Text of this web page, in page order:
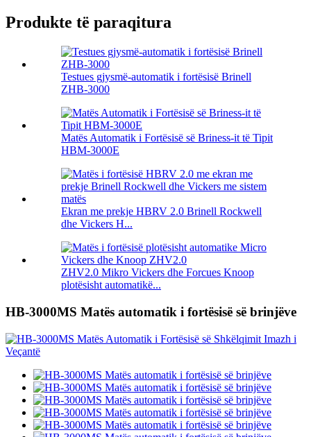
Produkte të paraqitura
Testues gjysmë-automatik i fortësisë Brinell
ZHB-3000
Matës Automatik i Fortësisë së Briness-it të Tipit
HBM-3000E
Ekran me prekje HBRV 2.0 Brinell Rockwell
dhe Vickers H...
ZHV2.0 Mikro Vickers dhe Forcues Knoop
plotësisht automatikë...
HB-3000MS Matës automatik i fortësisë së brinjëve